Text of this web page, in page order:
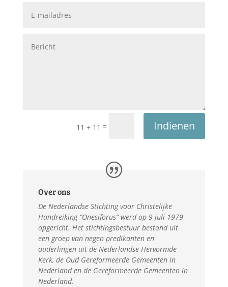
11 + 11 = Indienen
Over ons
De Nederlandse Stichting voor Christelijke
Handreiking “Onesiforus” werd op 9 juli 1979
opgericht. Het stichtingsbestuur bestond uit
een groep van negen predikanten en
ouderlingen uit de Nederlandse Hervormde
Kerk, de Oud Gereformeerde Gemeenten in
Nederland en de Gereformeerde Gemeenten in
Nederland.